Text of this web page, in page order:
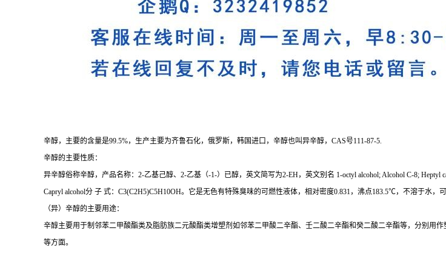
辛醇，主要的含量是99.5%，生产主要为齐鲁石化，俄罗斯，韩国进口，辛醇也叫异辛醇，CAS号111-87-5.
辛醇的主要性质：
异辛醇俗称辛醇，产品名称：2-乙基己醇、2-乙基（-1-）已醇，英文简写为2-EH，英文别名 1-octyl alcohol; Alcohol C-8; Heptyl
Capryl alcohol分 子 式：C3(C2H5)C5H10OH。它是无色有特殊臭味的可燃性液体，相对密度0.831，沸点183.5℃，不溶于水，
（异）辛醇的主要用途：
辛醇主要用于制邻苯二甲酸酯类及脂肪族二元酸酯类增塑剂如邻苯二甲酸二辛酯、壬二酸二辛酯和癸二酸二辛酯等，分别用
等方面。